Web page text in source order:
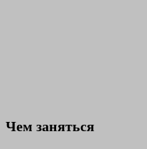
Чем заняться